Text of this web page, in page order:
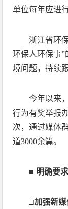
单位每年应进
浙江省环
环保人环保事
境问题，持续
今年以来
行为有奖举报
次，通过媒体
道3000余篇。
■ 明确要
□加强新